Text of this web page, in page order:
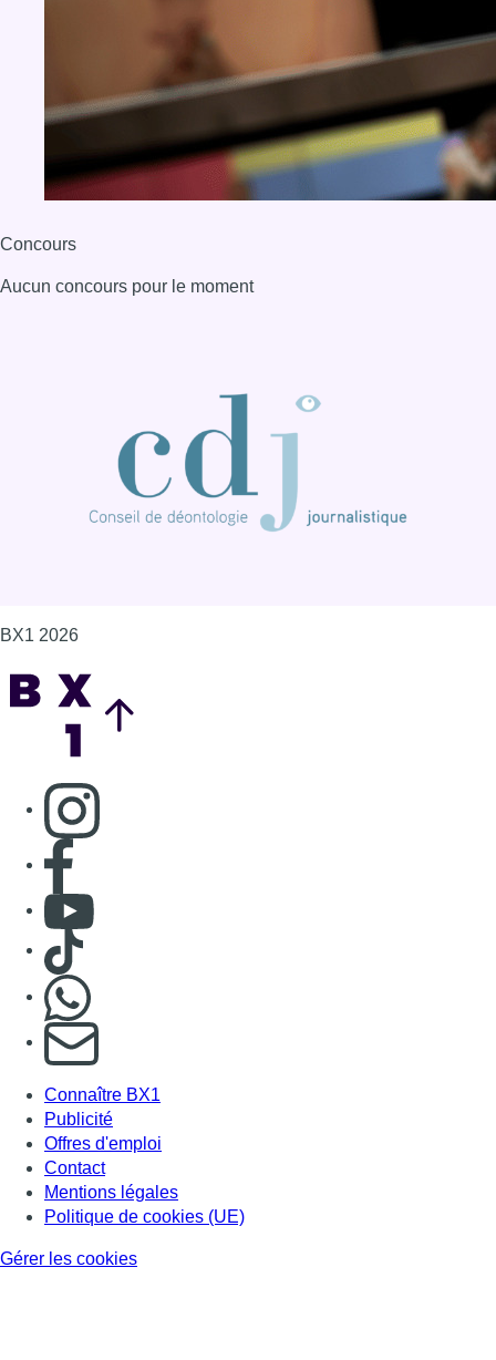
Concours
Aucun concours pour le moment
BX1 2026
Consulter page Instagram
Consulter page Facebook
Consulter Youtube
Consulter TikTok
S'abonner à notre newsletter
Connaître BX1
Publicité
Offres d'emploi
Contact
Mentions légales
Politique de cookies (UE)
Gérer les cookies